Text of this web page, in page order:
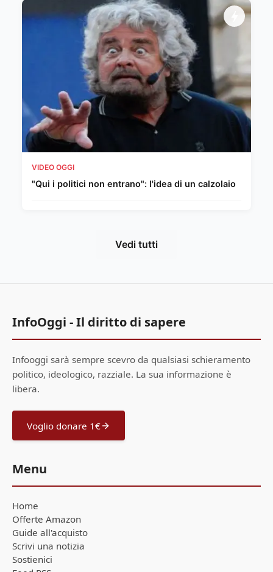
VIDEO OGGI
"Qui i politici non entrano": l'idea di un calzolaio
Vedi tutti
InfoOggi - Il diritto di sapere
Infooggi sarà sempre scevro da qualsiasi schieramento
politico, ideologico, razziale. La sua informazione è
libera.
Voglio donare 1€
Menu
Home
Offerte Amazon
Guide all'acquisto
Scrivi una notizia
Sostienici